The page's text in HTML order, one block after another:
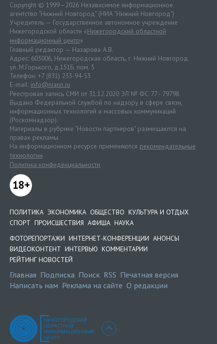
Copyright © 1999—2026 Независимое информационное
агентство "Нижний Новгород" (НИА "Нижний Новгород")
Учредитель — Государственное автономное учреждение
Нижегородской области «Нижегородский областной
информационный центр»
Главный редактор — Назарова А.В.
Адрес: 603006, Нижегородская область, г. Нижний Новгород.
ул. М.Горького, д.151Б, пом. 5
Телефон: +7 (831) 233-94-53
E-mail: info@niann.ru
Реестровая запись СМИ от 31.12.2020 ЭЛ № ФС 77 - 79798.
Выдано Федеральной службой по надзору в сфере связи,
информационных технологий и массовых коммуникаций
(Роскомнадзор).
Материалы в рубрике "Новости партнеров" размещаются на
правах рекламы.
На информационном ресурсе применяются рекомендательные
технологии.
Политика конфиденциальности
18+
ПОЛИТИКА ЭКОНОМИКА ОБЩЕСТВО КУЛЬТУРА И ОТДЫХ
СПОРТ ПРОИСШЕСТВИЯ АФИША НАУКА
ФОТОРЕПОРТАЖИ ИНТЕРНЕТ-КОНФЕРЕНЦИИ АНОНСЫ
ВИДЕОКОНТЕНТ ИНТЕРВЬЮ КОММЕНТАРИИ
РЕЙТИНГ НОВОСТЕЙ
Главная Подписка Поиск RSS Печатная версия
Написать нам Реклама на сайте О редакции